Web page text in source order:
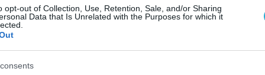
opt-out of Collection, Use, Retention, Sale, and/or Sharing
Data that Is Unrelated with the Purposes for which it
βακτηρίων μπορεί να συμβεί πολύ
σε επαφή με σκληρές επιφάνειες, όπως